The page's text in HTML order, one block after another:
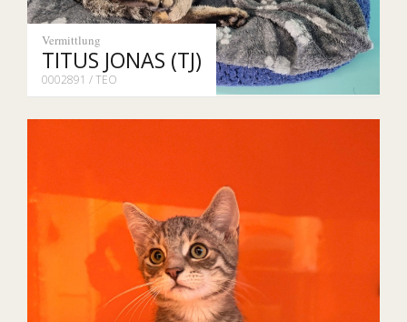
Vermittlung
TITUS JONAS (TJ)
0002891 / TEO